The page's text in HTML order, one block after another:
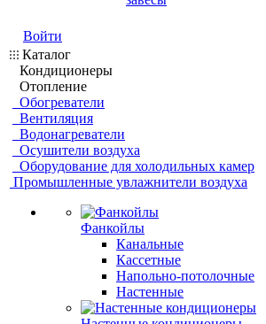
Войти
Каталог
Кондиционеры
Отопление
Обогреватели
Вентиляция
Водонагреватели
Осушители воздуха
Оборудование для холодильных камер
Промышленные увлажнители воздуха
Фанкойлы
Канальные
Кассетные
Напольно-потолочные
Настенные